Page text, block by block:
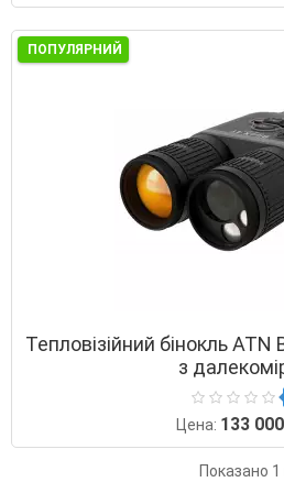
ПОПУЛЯРНИЙ
Тепловізійний бінокль
з
Цена: 133
Показано 1